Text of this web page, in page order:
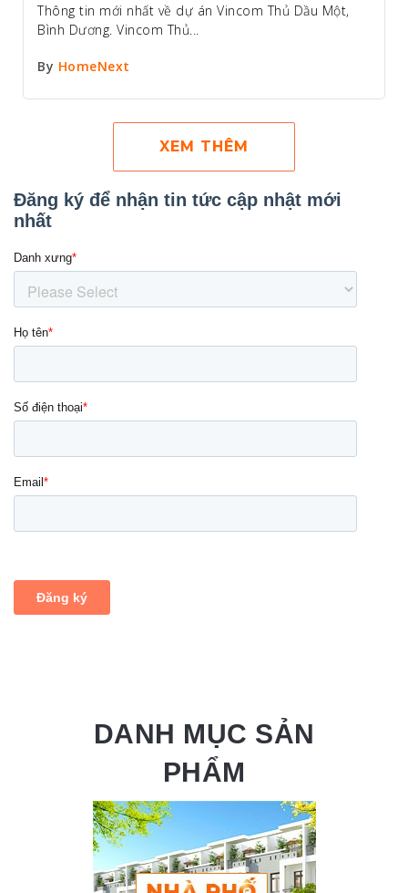
Thông tin mới nhất về dự án Vincom Thủ Dầu Một,
Bình Dương. Vincom Thủ...
By HomeNext
XEM THÊM
DANH MỤC SẢN
PHẨM